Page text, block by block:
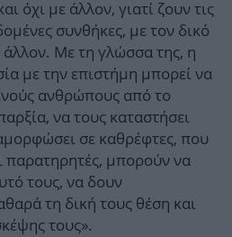
όχι με άλλον, γιατί ζουν τις
συνθήκες, με τον δικό
άλλον. Με τη γλώσσα της, η
με την επιστήμη μπορεί να
ανθρώπους από το
να τους καταστήσει
σε καθρέφτες, που
παρατηρητές, μπορούν να
τους, να δουν
τη δική τους θέση και
τους».